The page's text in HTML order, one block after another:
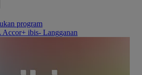
program
ibis- Langganan